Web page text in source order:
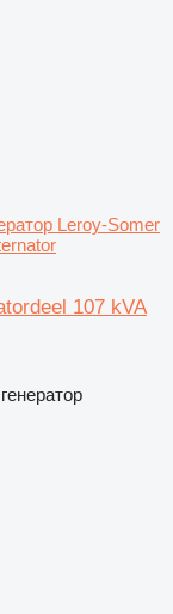
Leroy-Somer
107 kVA